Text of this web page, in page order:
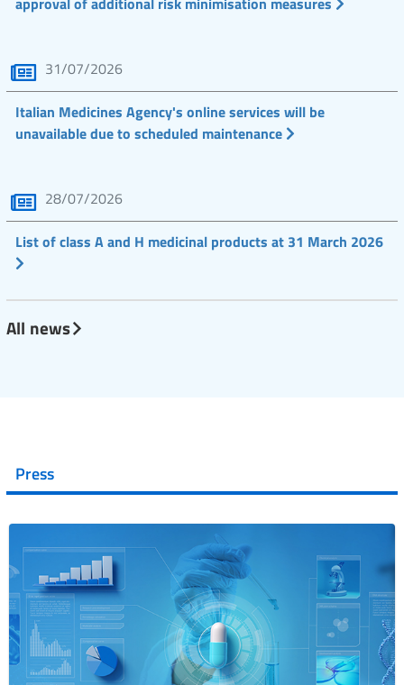
31/07/2026
Italian Medicines Agency's online services will be
unavailable due to scheduled maintenance
28/07/2026
List of class A and H medicinal products at 31 March 2026
All news
Press